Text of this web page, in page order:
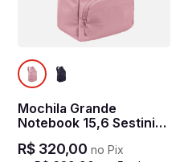
Mochila Grande
Notebook 15,6 Sestini
Hydroblock F - Rosa
R$ 320,00 no Pix